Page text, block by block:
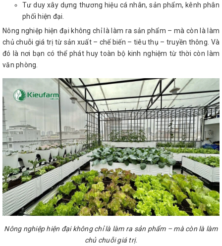
Tư duy xây dựng thương hiệu cá nhân, sản phẩm, kênh phân
phối hiện đại.
Nông nghiệp hiện đại không chỉ là làm ra sản phẩm – mà còn là làm
chủ chuỗi giá trị từ sản xuất – chế biến – tiêu thụ – truyền thông. Và
đó là nơi bạn có thể phát huy toàn bộ kinh nghiệm từ thời còn làm
văn phòng.
Nông nghiệp hiện đại không chỉ là làm ra sản phẩm – mà còn là làm
chủ chuỗi giá trị.